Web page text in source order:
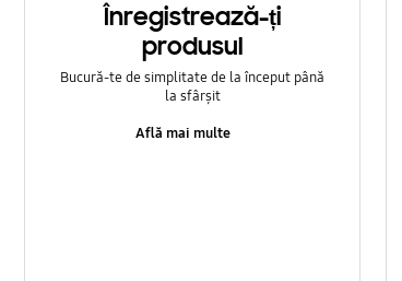
Înregistrează-ți
produsul
Bucură-te de simplitate de la început până
la sfârșit
Află mai multe